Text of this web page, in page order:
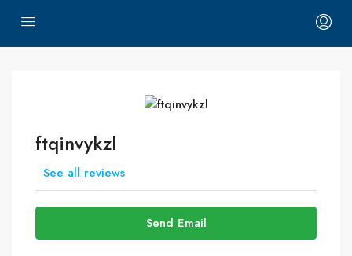
ftqinvykzl
See all reviews
Send Email